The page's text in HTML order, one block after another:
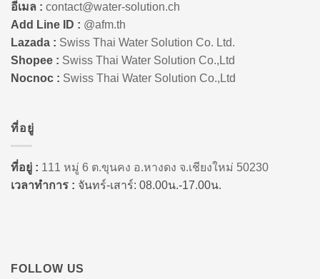
อีเมล : contact@water-solution.ch
Add Line ID : @afm.th
Lazada : Swiss Thai Water Solution Co. Ltd.
Shopee : Swiss Thai Water Solution Co.,Ltd
Nocnoc : Swiss Thai Water Solution Co.,Ltd
ที่อยู่
ที่อยู่ : 111 หมู่ 6 ต.ขุนคง อ.หางดง จ.เชียงใหม่ 50230
เวลาทำการ : จันทร์-เสาร์: 08.00น.-17.00น.
FOLLOW US